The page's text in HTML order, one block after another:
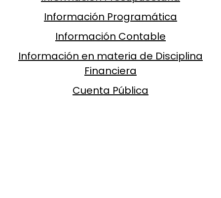
Información Programática
Información Contable
Información en materia de Disciplina
Financiera
Cuenta Pública